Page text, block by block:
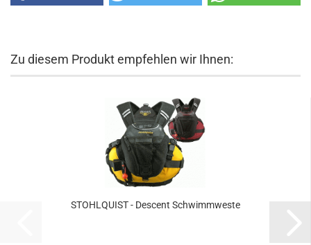
Zu diesem Produkt empfehlen wir Ihnen:
STOHLQUIST - Descent Schwimmweste